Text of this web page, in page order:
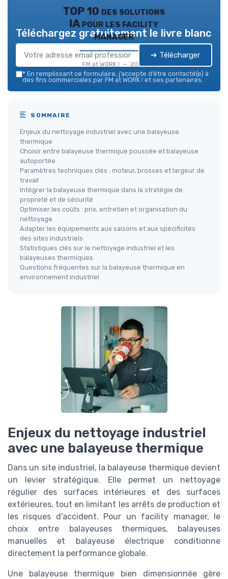
TOP 10 des solutions
IA pour les facility
manager
FM at WORK ! — 2026
Téléchargez gratuitement le livre blanc
➔ Télécharger
* En remplissant ce formulaire, j’accepte d’être contacté(e) à
des fins commerciales par FM at WORK ! et ses partenaires.
SOMMAIRE
Enjeux du nettoyage industriel avec une balayeuse
thermique
Choisir entre balayeuse thermique poussée et balayeuse
autoportée
Paramètres techniques clés : moteur, brosses et largeur de
travail
Intégrer la balayeuse thermique dans la stratégie de
propreté et de sécurité
Optimiser les coûts : prix, entretien et organisation du
nettoyage
Adapter les équipements aux saisons et aux spécificités
des sites industriels
Statistiques clés sur le nettoyage industriel et les
balayeuses thermiques
Questions fréquentes sur la balayeuse thermique en
environnement industriel
Enjeux du nettoyage industriel
avec une balayeuse thermique
Dans un site industriel, la balayeuse thermique devient
un levier stratégique. Elle permet un nettoyage
régulier des surfaces intérieures et des surfaces
extérieures, tout en limitant les arrêts de production et
les risques d’accident. Pour un facility manager, le
choix entre balayeuses thermiques, balayeuses
manuelles et balayeuse électrique conditionne
directement la performance globale.
Une balayeuse thermique bien dimensionnée gère